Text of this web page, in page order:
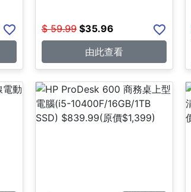
$ 59.99 $35.96
由此查看